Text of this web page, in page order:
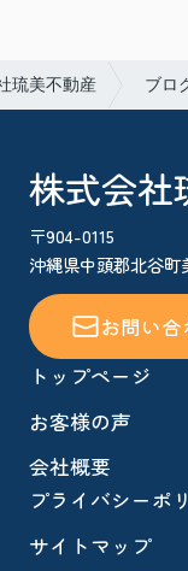
琉美不動産 ブロ
株式会社
〒904-0115
沖縄県中頭郡北谷町
お問い合
トップページ
お客様の声
会社概要
プライバシーポ
サイトマップ